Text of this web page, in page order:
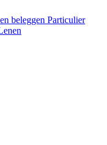
beleggen Particulier